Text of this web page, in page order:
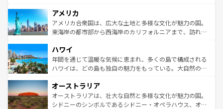
ンツ一覧を参照してほしい。
の建物がそのまま残る町や、スイスならではのユニークな
博物館もあり、アルプス観光だけでなく町歩きも満喫する
ことができる。国民の所得が高いため物価も高いが、旅行
ば市内交通費無料で観光を楽しむこともできる。 なお、新
着のスイス情報はコンテンツ一覧 を参照してほしい。
アメリカ
アメリカ合衆国は、広大な土地と多様な文化が魅力の国。
東海岸の都市部から西海岸のカリフォルニアまで、訪れる
のような巨大都市は、観光、ショッピング、エンターテイ
ンメントが詰まった刺激的なスポットだ。一方、アメリカ
西部には大自然が広がり、グランドキャニオンやイエロー
部のニューオーリンズでは、音楽と美食が融合した独特の
文化が魅力。旅行者はアメリカの各地域で異なる魅力を楽
しみながら、その多様性と豊かな歴史を感じることができ
ハワイ
年間を通じて温暖な気候に恵まれ、多くの島で構成される
ハワイは、どの島も独自の魅力をもっている。大自然の神
ワイ島は見逃せない。また、定番の観光地といえばオアフ
島だが、静かな自然を求めるならマウイ島やカウアイ島が
おすすめ。エメラルドグリーンに輝く海をはじめ、豊かな
オーストラリア
オーストラリアは、壮大な自然と多様な文化が魅力の国。
シドニーのシンボルであるシドニー・オペラハウス、オー